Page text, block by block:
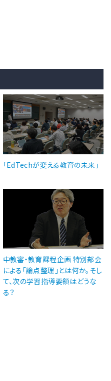
「EdTechが変える教育の未来」
中教審・教育課程企画 特別部会
による「論点整理」とは何か。そし
て、次の学習指導要領はどうな
る？